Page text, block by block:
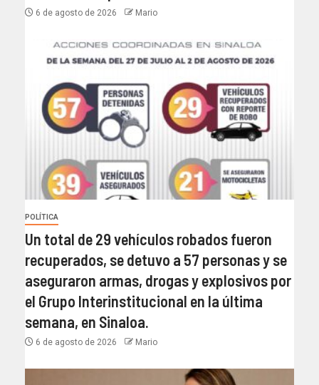
6 de agosto de 2026 Mario
POLÍTICA
Un total de 29 vehículos robados fueron
recuperados, se detuvo a 57 personas y se
aseguraron armas, drogas y explosivos por
el Grupo Interinstitucional en la última
semana, en Sinaloa.
6 de agosto de 2026 Mario